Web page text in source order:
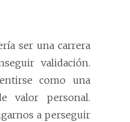
ser una carrera
validación.
como una
valor personal.
a perseguir